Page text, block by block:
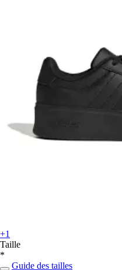
+1
Taille
*
Guide des tailles